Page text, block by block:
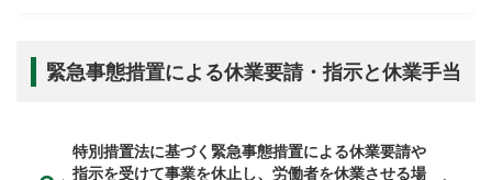
緊急事態措置による休業要請・指示と休業手当
特別措置法に基づく緊急事態措置による休業要請や
指示を受けて事業を休止し、労働者を休業させる場